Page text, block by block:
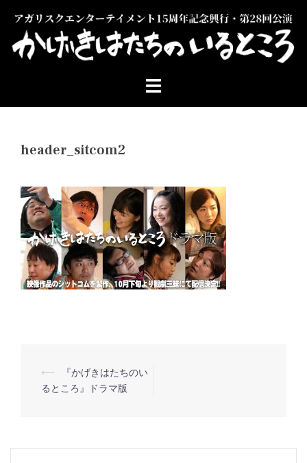
header_sitcom2
投
ビ
⟵
『かげきはたちのい
るところ』ドラマ版